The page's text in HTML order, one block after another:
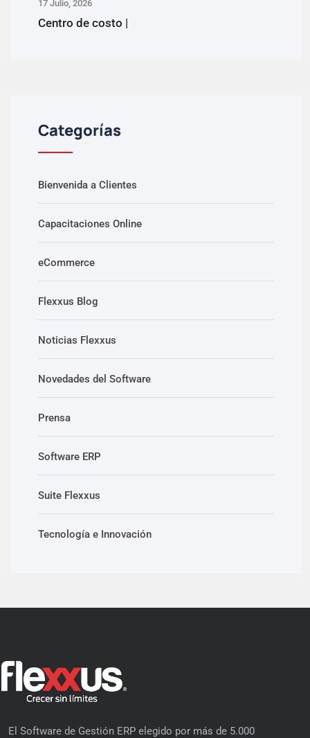
17 Julio, 2026
Centro de costo |
Categorías
Bienvenida a Clientes
Capacitaciones Online
eCommerce
Flexxus Blog
Noticias Flexxus
Novedades del Software
Prensa
Software ERP
Suite Flexxus
Tecnología e Innovación
El Software de Gestión ERP elegido por más de 5.000